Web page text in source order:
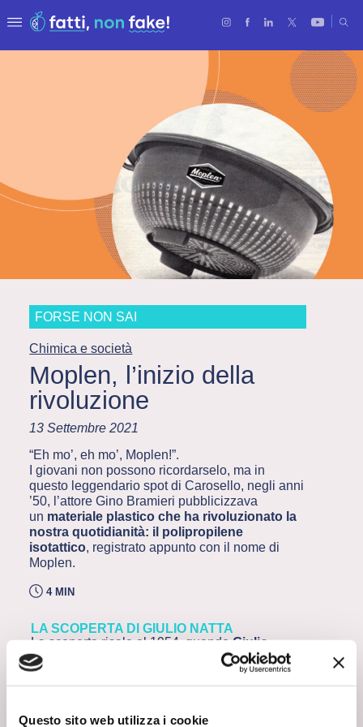
Questo sito web utilizza i cookie
FORSE NON SAI
Chimica e società
Moplen, l’inizio della
rivoluzione
13 Settembre 2021
“Eh mo’, eh mo’, Moplen!”.
I giovani non possono ricordarselo, ma in
questo leggendario spot di Carosello, negli anni
’50, l’attore Gino Bramieri pubblicizzava
un materiale plastico che ha rivoluzionato la
nostra quotidianità: il polipropilene
isotattico, registrato appunto con il nome di
Moplen.
4 MIN
LA SCOPERTA DI GIULIO NATTA
La scoperta risale al 1954, quandoGiulio
Natta
, leggendario scienziato, accademico e
ingegnere chimico
, trovò “il modo di mettere
in fila le molecole come soldatini in parata”e
realizzò un materiale elastico, leggero e